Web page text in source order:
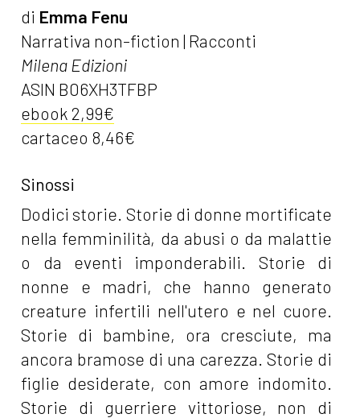
di Emma Fenu
Narrativa non-fiction | Racconti
Milena Edizioni
ASIN B06XH3TFBP
ebook 2,99€
cartaceo 8,46€
Sinossi
Dodici storie. Storie di donne mortificate
nella femminilità, da abusi o da malattie
o da eventi imponderabili. Storie di
nonne e madri, che hanno generato
creature infertili nell'utero e nel cuore.
Storie di bambine, ora cresciute, ma
ancora bramose di una carezza. Storie di
figlie desiderate, con amore indomito.
Storie di guerriere vittoriose, non di